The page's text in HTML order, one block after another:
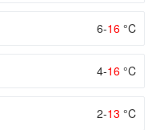
6-16 °C
4-16 °C
2-13 °C